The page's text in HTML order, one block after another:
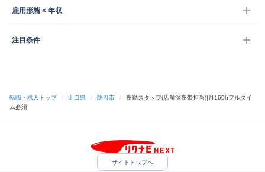
雇用形態 × 年収
注目条件
転職・求人トップ / 山口県 / 防府市 /
夜勤スタッフ(店舗深夜帯担当)|月160hフルタイ
ム必須
サイトトップへ